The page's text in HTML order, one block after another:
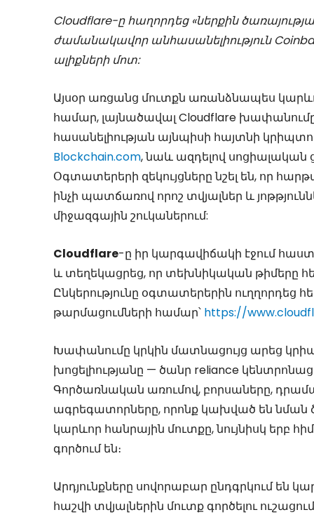
Cloudflare-ը հաղորդեց «ներքին
ժամանակավոր անհասանելիություն
ալիքների մոտ:
Այսօր առցանց մուտքն առանձնապես
համար, լայնածավալ Cloudflare
հասանելիության այնպիսի հայտնի
Blockchain.com, նաև ազդելով
Օգտատերերի զեկույցները նշել են, որ
ինչի պատճառով որոշ տվյալներ և
միջազգային շուկաներում:
Cloudflare-ը իր կարգավիճակի էջում
և տեղեկացրեց, որ տեխնիկական թիմերը
Ընկերությունը օգտատերերին
թարմացումների համար՝ https://
Խափանումը կրկին մատնացույց արեց
խոցելիությանը — ծանր reliance
Գործառնական առումով, բորսաները,
ագրեգատորները, որոնք կախված են նման
կարևոր հանրային մուտքը, նույնիսկ երբ
գործում են։
Արդյունքները սովորաբար ընդգրկում
հաշվի տվյալներին մուտք գործելու